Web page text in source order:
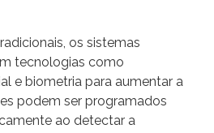
os sistemas
tecnologias como
e biometria para aumentar a
podem ser programados
ao detectar a